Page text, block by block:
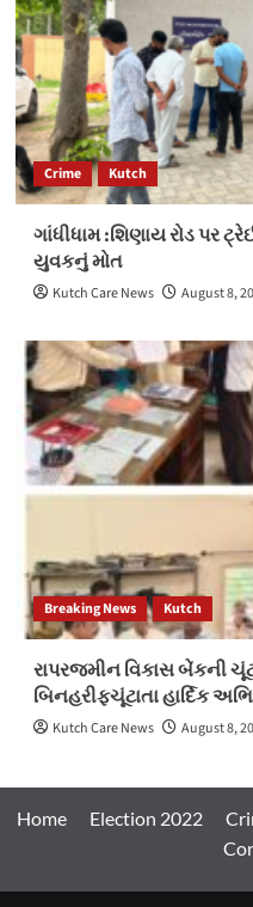
Crime Kutch
ગાંધીધામ :શિણાય રોડ પર
યુવકનું મોત
Kutch Care News August 8,
Breaking News Kutch
રાપરજમીન વિકાસ બેંકની
બિનહરીફચૂંટાતા હાર્દિક
Kutch Care News August 8,
Home Election 2022